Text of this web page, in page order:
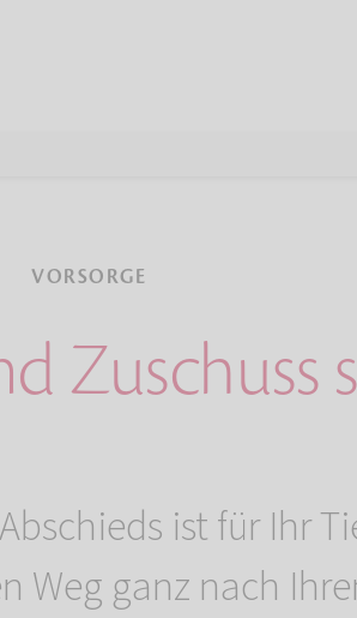
VORSORGE
Zuschuss
ist für Ihr
Weg ganz nach